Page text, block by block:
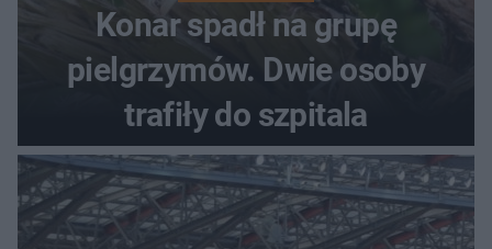
Konar spadł na grupę
pielgrzymów. Dwie osoby
trafiły do szpitala